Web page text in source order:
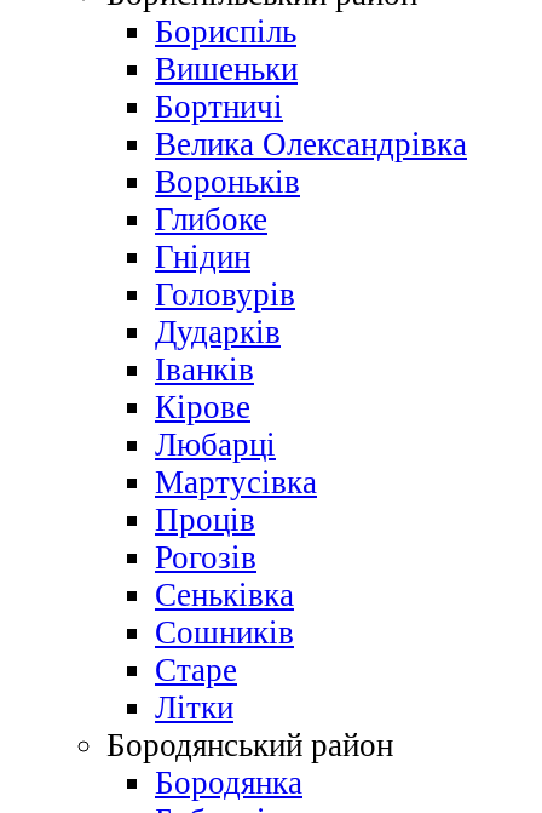
Бориспіль
Вишеньки
Бортничі
Велика Олександрівка
Вороньків
Глибоке
Гнідин
Головурів
Дударків
Іванків
Кірове
Любарці
Мартусівка
Проців
Рогозів
Сеньківка
Сошників
Старе
Літки
Бородянський район
Бородянка